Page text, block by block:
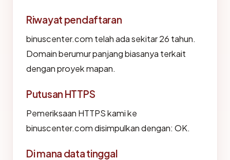
Riwayat pendaftaran
binuscenter.com telah ada sekitar 26 tahun.
Domain berumur panjang biasanya terkait
dengan proyek mapan.
Putusan HTTPS
Pemeriksaan HTTPS kami ke
binuscenter.com disimpulkan dengan: OK.
Di mana data tinggal